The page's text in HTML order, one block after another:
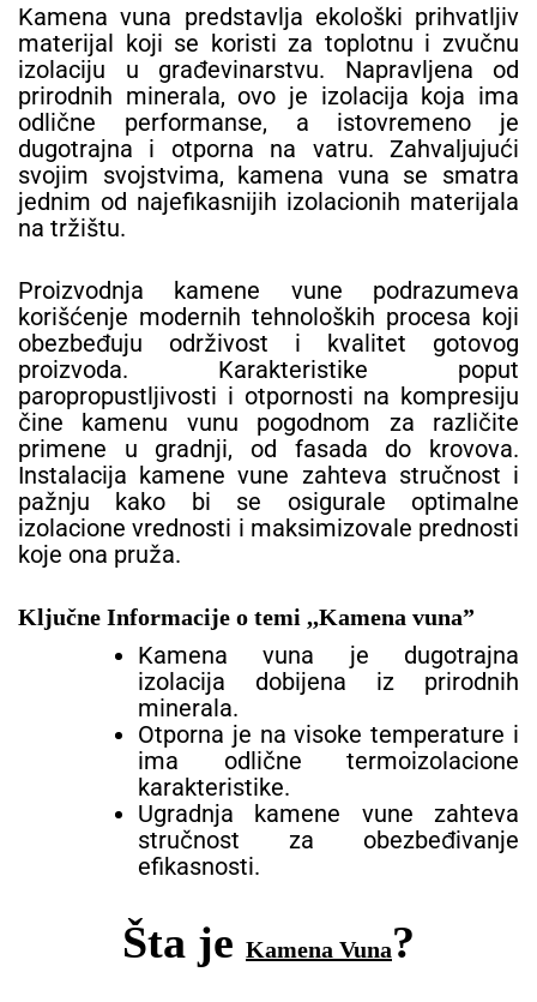
Kamena vuna predstavlja ekološki prihvatljiv
materijal koji se koristi za toplotnu i zvučnu
izolaciju u građevinarstvu. Napravljena od
prirodnih minerala, ovo je izolacija koja ima
odlične performanse, a istovremeno je
dugotrajna i otporna na vatru. Zahvaljujući
svojim svojstvima, kamena vuna se smatra
jednim od najefikasnijih izolacionih materijala
na tržištu.
Proizvodnja kamene vune podrazumeva
korišćenje modernih tehnoloških procesa koji
obezbeđuju održivost i kvalitet gotovog
proizvoda. Karakteristike poput
paropropustljivosti i otpornosti na kompresiju
čine kamenu vunu pogodnom za različite
primene u gradnji, od fasada do krovova.
Instalacija kamene vune zahteva stručnost i
pažnju kako bi se osigurale optimalne
izolacione vrednosti i maksimizovale prednosti
koje ona pruža.
Ključne Informacije o temi ,,Kamena vuna”
Kamena vuna je dugotrajna
izolacija dobijena iz prirodnih
minerala.
Otporna je na visoke temperature i
ima odlične termoizolacione
karakteristike.
Ugradnja kamene vune zahteva
stručnost za obezbeđivanje
efikasnosti.
Šta je Kamena Vuna?